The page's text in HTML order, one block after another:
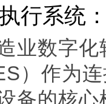
行系统
业数字
）作为
备的核